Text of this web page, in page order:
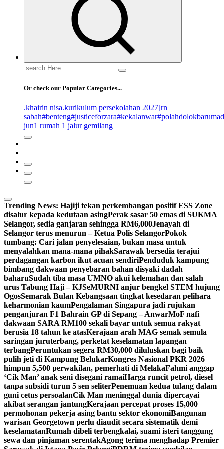
Search
for:
Or check our Popular Categories...
.khairin nisa.kurikulum persekolahan 2027[rn
sabah#benteng#justiceforzara#kekalanwar
jun1 rumah 1 jalur gemilang
Trending News: Hajiji tekan perkembangan positif ESS Zone
disalur kepada kedutaan asingPerak sasar 50 emas di SUKMA
Selangor, sedia ganjaran sehingga RM6,000Jenayah di
Selangor terus menurun – Ketua Polis SelangorPokok
tumbang: Cari jalan penyelesaian, bukan masa untuk
menyalahkan mana-mana pihakSarawak bersedia terajui
perdagangan karbon ikut acuan sendiriPenduduk kampung
bimbang dakwaan penyebaran bahan disyaki dadah
baharuSudah tiba masa UMNO akui kelemahan dan salah
urus Tabung Haji – KJSeMURNI anjur bengkel STEM hujung
OgosSemarak Bulan Kebangsaan tingkat kesedaran pelihara
keharmonian kaumPengalaman Singapura jadi rujukan
penganjuran F1 Bahrain GP di Sepang – AnwarMoF nafi
dakwaan SARA RM100 sekali bayar untuk semua rakyat
berusia 18 tahun ke atasKerajaan arah MAG semak semula
saringan juruterbang, perketat keselamatan lapangan
terbangPeruntukan segera RM30,000 diluluskan bagi baik
pulih jeti di Kampung BelukarKongres Nasional PKR 2026
himpun 5,500 perwakilan, pemerhati di MelakaFahmi anggap
‘Cik Man’ anak seni disegani ramaiHarga runcit petrol, diesel
tanpa subsidi turun 5 sen seliterPenemuan kedua tulang dalam
guni cetus persoalanCik Man meninggal dunia dipercayai
akibat serangan jantungKerajaan percepat proses 15,000
permohonan pekerja asing bantu sektor ekonomiBangunan
warisan Georgetown perlu diaudit secara sistematik demi
keselamatanRumah dibeli terbengkalai, suami isteri tanggung
sewa dan pinjaman serentakAgong terima menghadap Premier